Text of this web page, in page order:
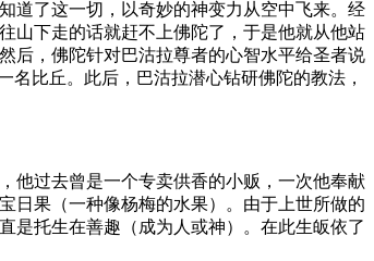
道了这一切，以奇妙的神变力从空中飞来。经
山下走的话就赶不上佛陀了，于是他就从他站
后，佛陀针对巴沽拉尊者的心智水平给圣者说
比丘。此后，巴沽拉潜心钻研佛陀的教法，
他过去曾是一个专卖供香的小贩，一次他奉献
日果（一种像杨梅的水果）。由于上世所做的
是托生在善趣（成为人或神）。在此生皈依了